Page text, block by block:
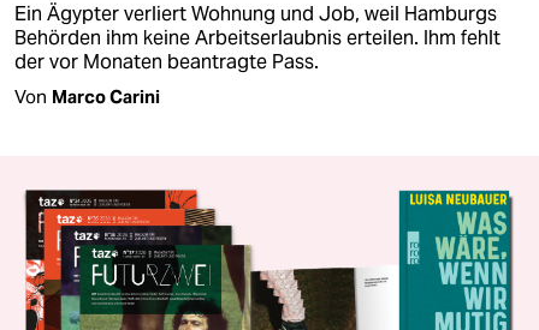
Ein Ägypter verliert Wohnung und Job, weil Hamburgs
Behörden ihm keine Arbeitserlaubnis erteilen. Ihm fehlt
der vor Monaten beantragte Pass.
Von Marco Carini